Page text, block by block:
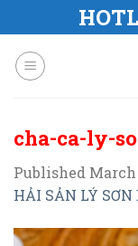
to
content
cha-ca-ly-
Published March
HẢI SẢN LÝ